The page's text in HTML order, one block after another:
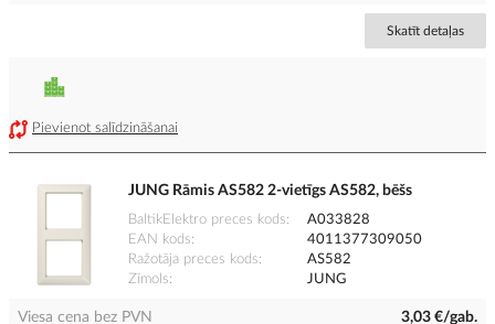
Skatīt detaļas
Pievienot salīdzināšanai
JUNG Rāmis AS582 2-vietīgs AS582, bēšs
BaltikElektro preces kods
A033828
EAN kods
4011377309050
Ražotāja preces kods
AS582
Zīmols
JUNG
Viesa cena bez PVN 3,03 €/gab.